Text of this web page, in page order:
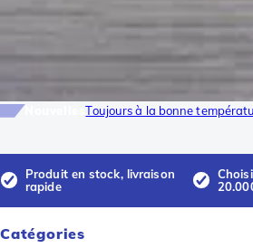
NouvellesToujours à la bonne
Produit en stock, livraison
rapide
Catégories